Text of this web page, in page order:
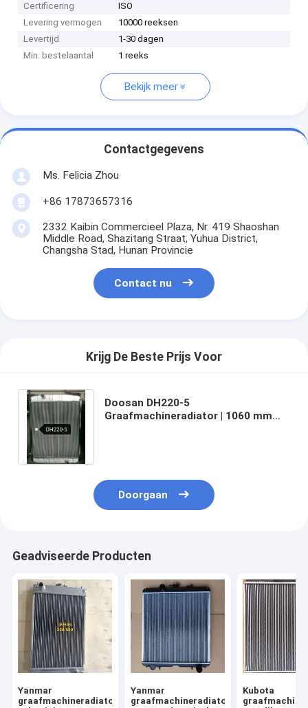
Certificering
ISO
Levering vermogen
10000 reeksen
Levertijd
1-30 dagen
Min. bestelaantal
1 reeks
Bekijk meer
Contactgegevens
Ms. Felicia Zhou
+86 17873657316
2332 Kaibin Commercieel Plaza, Nr. 419 Shaoshan
Middle Road, Shazitang Straat, Yuhua District,
Changsha Stad, Hunan Provincie
Contact nu
Krijg De Beste Prijs Voor
Doosan DH220-5
Graafmachineradiator | 1060 mm
Doorgaan
Geadviseerde Producten
Yanmar
graafmachineradiator
Yanmar
graafmachineradiator
Kubota